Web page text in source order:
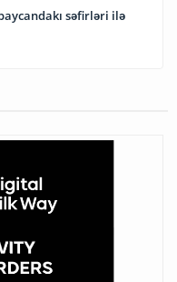
səfirləri ilə